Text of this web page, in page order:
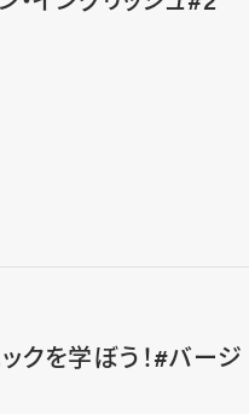
クを学ぼう！#バージ